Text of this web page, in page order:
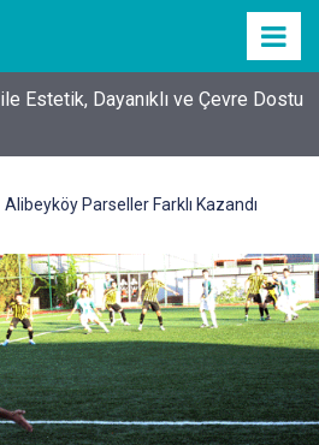
Estetik, Dayanıklı ve Çevre Dostu
Alibeyköy Parseller Farklı Kazandı